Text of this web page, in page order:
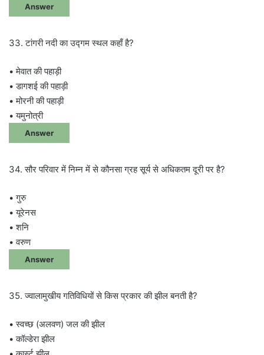
Answer
33. टांगरी नदी का उद्गम स्थल कहाँ है?
• मेवात की पहाड़ी
• डागशई की पहाड़ी
• मोरनी की पहाड़ी
• यमुनोत्री
Answer
34. सौर परिवार में निम्न में से कौनसा ग्रह सूर्य से अधिकतम दूरी पर है?
• गुरु
• यूरेनस
• शनि
• वरुण
Answer
35. ज्वालामुखीय गतिविधियों से किस प्रकार की झील बनती है?
• स्वच्छ (अलवण) जल की झील
• कॉल्डेरा झील